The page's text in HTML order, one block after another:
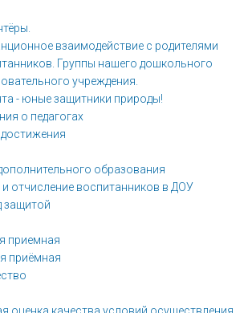
взаимодействие с родителями
Группы нашего дошкольного
учреждения.
- юные защитники природы!
о педагогах
образования
и отчисление воспитанников в ДОУ
защитой
приемная
приёмная